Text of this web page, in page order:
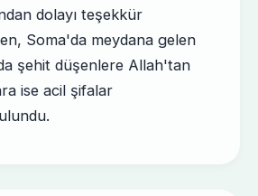
dolayı teşekkür
Soma'da meydana gelen
şehit düşenlere Allah'tan
ise acil şifalar